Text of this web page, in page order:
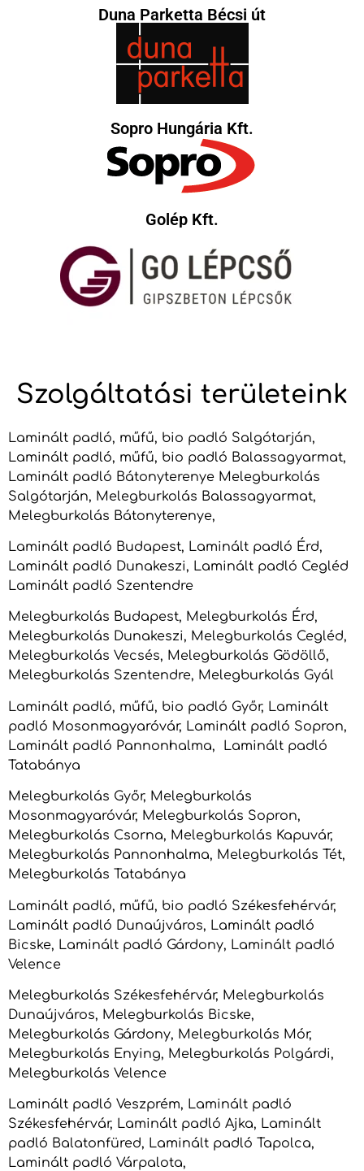
Duna Parketta Bécsi út
Sopro Hungária Kft.
Golép Kft.
Szolgáltatási területeink
Laminált padló, műfű, bio padló Salgótarján,
Laminált padló, műfű, bio padló Balassagyarmat,
Laminált padló Bátonyterenye Melegburkolás
Salgótarján, Melegburkolás Balassagyarmat,
Melegburkolás Bátonyterenye,
Laminált padló Budapest, Laminált padló Érd,
Laminált padló Dunakeszi, Laminált padló Cegléd
Laminált padló Szentendre
Melegburkolás Budapest, Melegburkolás Érd,
Melegburkolás Dunakeszi, Melegburkolás Cegléd,
Melegburkolás Vecsés, Melegburkolás Gödöllő,
Melegburkolás Szentendre, Melegburkolás Gyál
Laminált padló, műfű, bio padló Győr, Laminált
padló Mosonmagyaróvár, Laminált padló Sopron,
Laminált padló Pannonhalma, Laminált padló
Tatabánya
Melegburkolás Győr, Melegburkolás
Mosonmagyaróvár, Melegburkolás Sopron,
Melegburkolás Csorna, Melegburkolás Kapuvár,
Melegburkolás Pannonhalma, Melegburkolás Tét,
Melegburkolás Tatabánya
Laminált padló, műfű, bio padló Székesfehérvár,
Laminált padló Dunaújváros, Laminált padló
Bicske, Laminált padló Gárdony, Laminált padló
Velence
Melegburkolás Székesfehérvár, Melegburkolás
Dunaújváros, Melegburkolás Bicske,
Melegburkolás Gárdony, Melegburkolás Mór,
Melegburkolás Enying, Melegburkolás Polgárdi,
Melegburkolás Velence
Laminált padló Veszprém, Laminált padló
Székesfehérvár, Laminált padló Ajka, Laminált
padló Balatonfüred, Laminált padló Tapolca,
Laminált padló Várpalota,